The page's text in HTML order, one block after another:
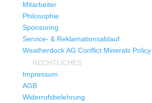
Mitarbeiter
Philosophie
Sponsoring
Service- & Reklamationsablauf
Weatherdock AG Conflict Minerals Policy
RECHTLICHES
Impressum
AGB
Widerrufsbelehrung